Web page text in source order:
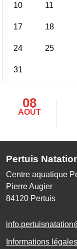
10 11
17 18
24 25
31
08
AOÛT
Pertuis
Centre aquatique
Pierre Augier
84120 Pertuis
Informations légales